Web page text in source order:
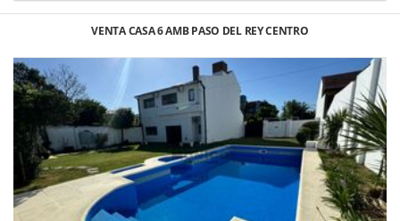
VENTA CASA 6 AMB PASO DEL REY CENTRO